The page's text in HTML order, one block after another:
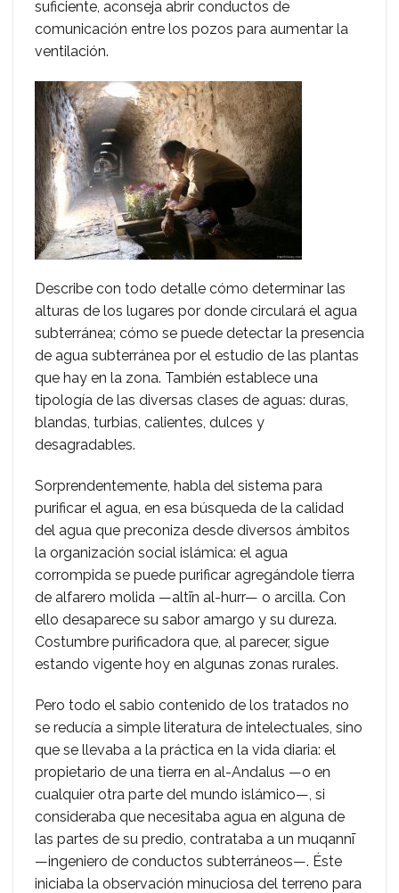
suficiente, aconseja abrir conductos de
comunicación entre los pozos para aumentar la
ventilación.
Describe con todo detalle cómo determinar las
alturas de los lugares por donde circulará el agua
subterránea; cómo se puede detectar la presencia
de agua subterránea por el estudio de las plantas
que hay en la zona. También establece una
tipología de las diversas clases de aguas: duras,
blandas, turbias, calientes, dulces y
desagradables.
Sorprendentemente, habla del sistema para
purificar el agua, en esa búsqueda de la calidad
del agua que preconiza desde diversos ámbitos
la organización social islámica: el agua
corrompida se puede purificar agregándole tierra
de alfarero molida —altīn al-hurr— o arcilla. Con
ello desaparece su sabor amargo y su dureza.
Costumbre purificadora que, al parecer, sigue
estando vigente hoy en algunas zonas rurales.
Pero todo el sabio contenido de los tratados no
se reducía a simple literatura de intelectuales, sino
que se llevaba a la práctica en la vida diaria: el
propietario de una tierra en al-Andalus —o en
cualquier otra parte del mundo islámico—, si
consideraba que necesitaba agua en alguna de
las partes de su predio, contrataba a un muqannī
—ingeniero de conductos subterráneos—. Éste
iniciaba la observación minuciosa del terreno para